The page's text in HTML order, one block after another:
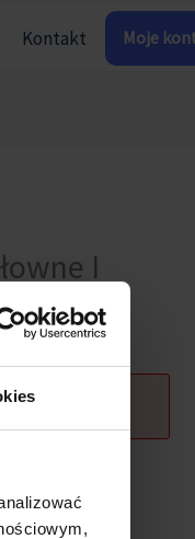
Kontakt Moje
I